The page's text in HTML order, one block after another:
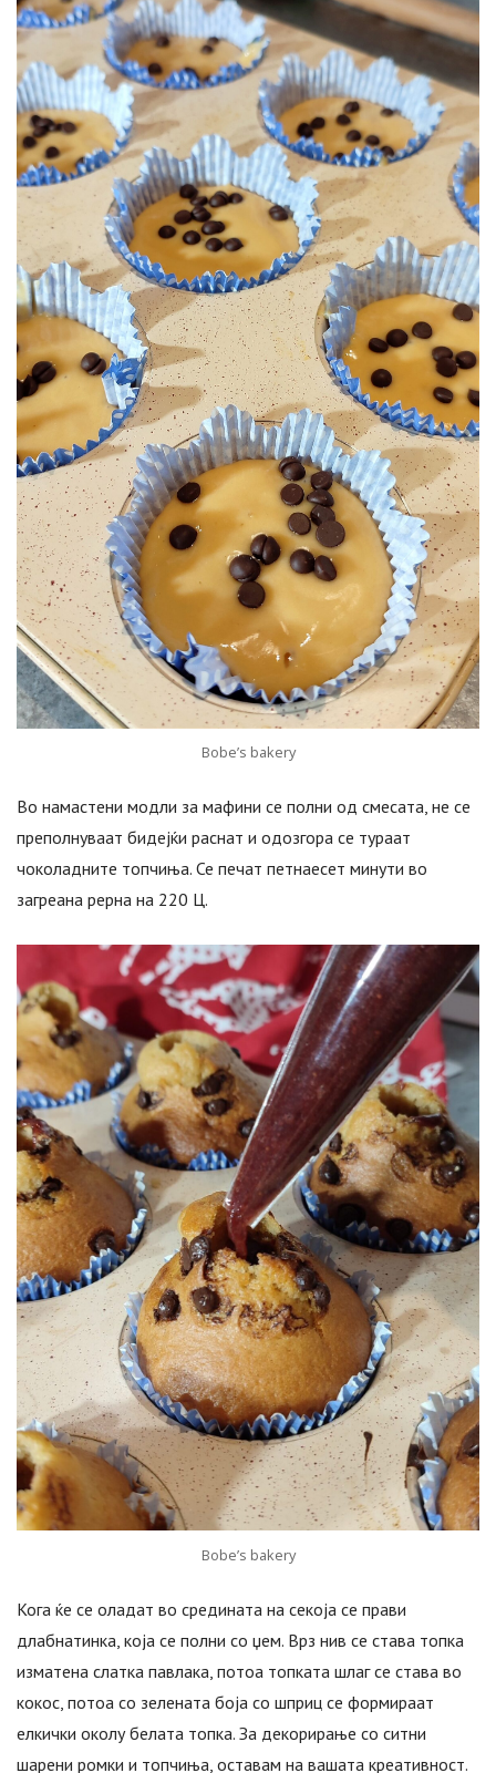
Bobe’s bakery
Во намастени модли за мафини се полни од смесата, не се
преполнуваат бидејќи раснат и одозгора се тураат
чоколадните топчиња. Се печат петнаесет минути во
загреана рерна на 220 Ц.
Bobe’s bakery
Кога ќе се оладат во средината на секоја се прави
длабнатинка, која се полни со џем. Врз нив се става топка
изматена слатка павлака, потоа топката шлаг се става во
кокос, потоа со зелената боја со шприц се формираат
елкички околу белата топка. За декорирање со ситни
шарени ромки и топчиња, оставам на вашата креативност.